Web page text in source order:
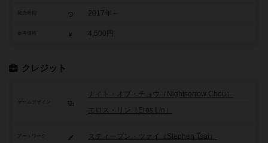
2017年～
参考価格 4,500円
クレジット
ゲームデザイン
ナイト・オブ・チョウ（Nightsorrow Chou）
エロス・リン（Eros Lin）
アートワーク スティーブン・ツァイ（Stephen Tsai）